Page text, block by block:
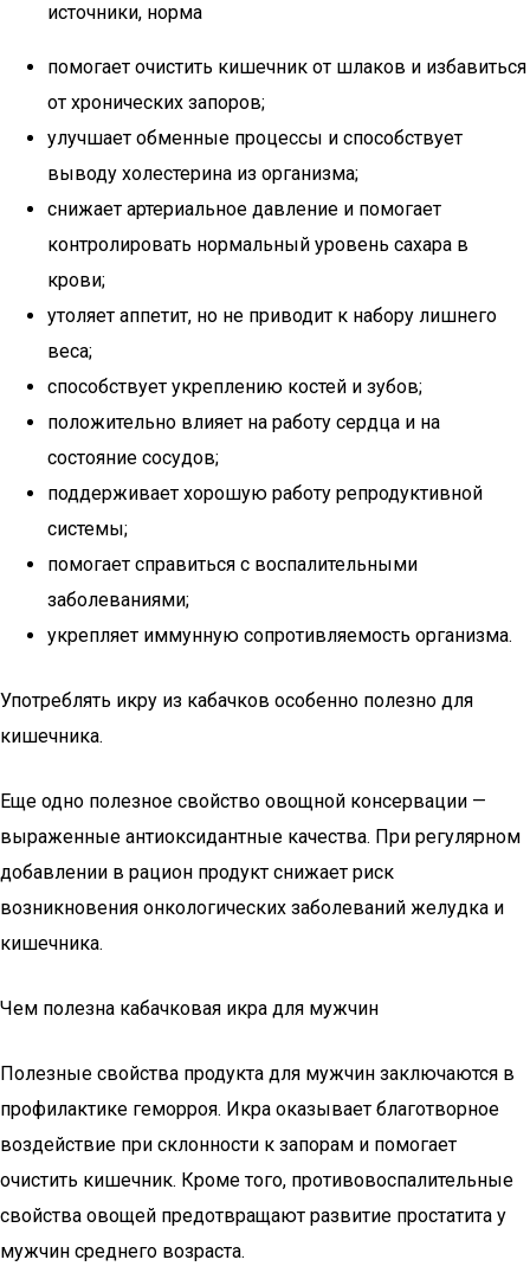
источники, норма
помогает очистить кишечник от шлаков и избавиться
от хронических запоров;
улучшает обменные процессы и способствует
выводу холестерина из организма;
снижает артериальное давление и помогает
контролировать нормальный уровень сахара в
крови;
утоляет аппетит, но не приводит к набору лишнего
веса;
способствует укреплению костей и зубов;
положительно влияет на работу сердца и на
состояние сосудов;
поддерживает хорошую работу репродуктивной
системы;
помогает справиться с воспалительными
заболеваниями;
укрепляет иммунную сопротивляемость организма.
Употреблять икру из кабачков особенно полезно для
кишечника.
Еще одно полезное свойство овощной консервации —
выраженные антиоксидантные качества. При регулярном
добавлении в рацион продукт снижает риск
возникновения онкологических заболеваний желудка и
кишечника.
Чем полезна кабачковая икра для мужчин
Полезные свойства продукта для мужчин заключаются в
профилактике геморроя. Икра оказывает благотворное
воздействие при склонности к запорам и помогает
очистить кишечник. Кроме того, противовоспалительные
свойства овощей предотвращают развитие простатита у
мужчин среднего возраста.